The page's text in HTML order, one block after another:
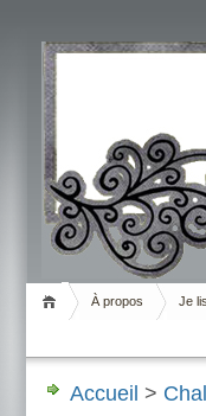
Livrement
À propos Je lis
Accueil >